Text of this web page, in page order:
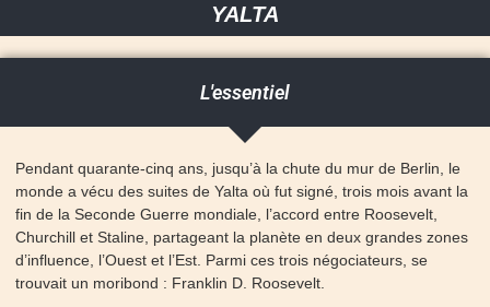
YALTA
L'essentiel
Pendant quarante-cinq ans, jusqu’à la chute du mur de Berlin, le
monde a vécu des suites de Yalta où fut signé, trois mois avant la
fin de la Seconde Guerre mondiale, l’accord entre Roosevelt,
Churchill et Staline, partageant la planète en deux grandes zones
d’influence, l’Ouest et l’Est. Parmi ces trois négociateurs, se
trouvait un moribond : Franklin D. Roosevelt.